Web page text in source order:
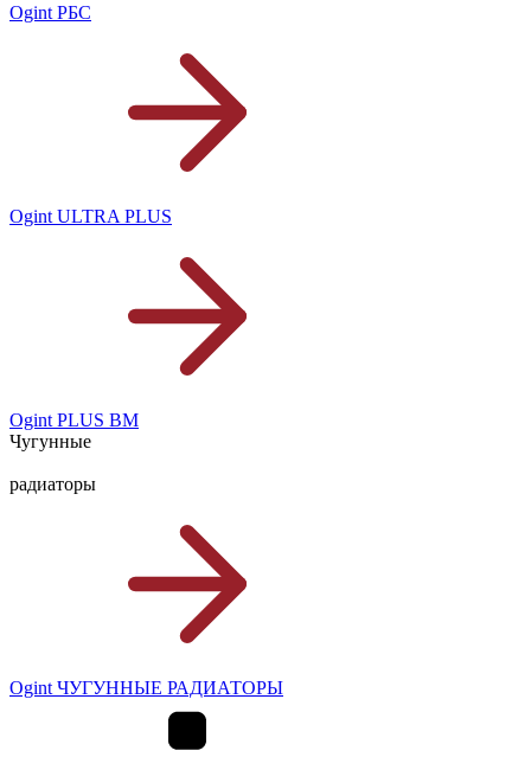
Ogint РБС
Ogint ULTRA PLUS
Ogint PLUS BM
Чугунные
радиаторы
Ogint ЧУГУННЫЕ РАДИАТОРЫ